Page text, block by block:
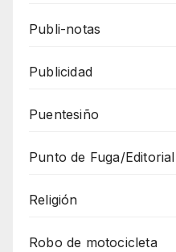
Publi-notas
Publicidad
Puentesiño
Punto de Fuga/Editorial
Religión
Robo de motocicleta